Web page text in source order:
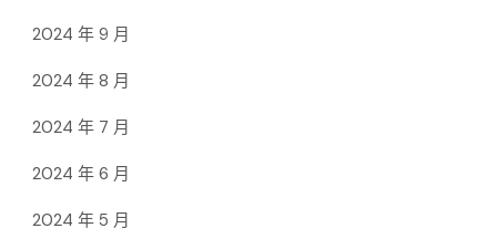
2024 年 9 月
2024 年 8 月
2024 年 7 月
2024 年 6 月
2024 年 5 月